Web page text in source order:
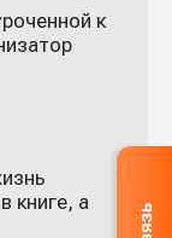
к
книге, а